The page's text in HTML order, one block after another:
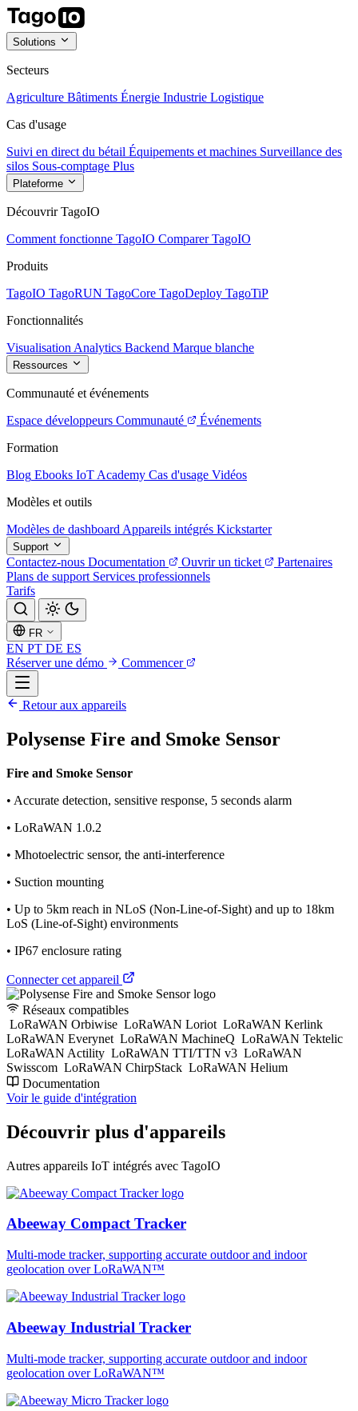
Solutions
Secteurs
Agriculture Bâtiments Énergie Industrie Logistique
Cas d'usage
Suivi en direct du bétail Équipements et machines Surveillance des
silos Sous-comptage Plus
Plateforme
Découvrir TagoIO
Comment fonctionne TagoIO Comparer TagoIO
Produits
TagoIO TagoRUN TagoCore TagoDeploy TagoTiP
Fonctionnalités
Visualisation Analytics Backend Marque blanche
Ressources
Communauté et événements
Espace développeurs Communauté
Événements
Formation
Blog Ebooks IoT Academy Cas d'usage Vidéos
Modèles et outils
Modèles de dashboard Appareils intégrés Kickstarter
Support
Contactez-nous Documentation Ouvrir un ticket
Partenaires
Plans de support Services professionnels
Tarifs
FR
EN PT DE ES
Réserver une démo
Commencer
Retour aux appareils
Polysense Fire and Smoke Sensor
Fire and Smoke Sensor
• Accurate detection, sensitive response, 5 seconds alarm
• LoRaWAN 1.0.2
• Mhotoelectric sensor, the anti-interference
• Suction mounting
• Up to 5km reach in NLoS (Non-Line-of-Sight) and up to 18km
LoS (Line-of-Sight) environments
• IP67 enclosure rating
Connecter cet appareil
Réseaux compatibles
LoRaWAN Orbiwise LoRaWAN Loriot LoRaWAN Kerlink
LoRaWAN Everynet LoRaWAN MachineQ LoRaWAN Tektelic
LoRaWAN Actility LoRaWAN TTI/TTN v3 LoRaWAN
Swisscom LoRaWAN ChirpStack LoRaWAN Helium
Documentation
Voir le guide d'intégration
Découvrir plus d'appareils
Autres appareils IoT intégrés avec TagoIO
Abeeway Compact Tracker
Multi-mode tracker, supporting accurate outdoor and indoor
geolocation over LoRaWAN™
Abeeway Industrial Tracker
Multi-mode tracker, supporting accurate outdoor and indoor
geolocation over LoRaWAN™